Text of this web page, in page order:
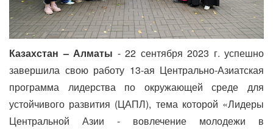
Казахстан – Алматы - 22 сентября 2023 г. успешно
завершила свою работу 13-ая Центрально-Азиатская
программа лидерства по окружающей среде для
устойчивого развития (ЦАПЛ), тема которой «Лидеры
Центральной Азии - вовлечение молодежи в